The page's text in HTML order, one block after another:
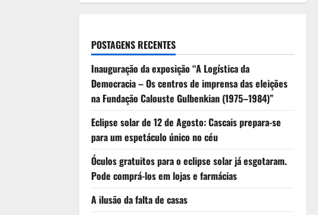
POSTAGENS RECENTES
Inauguração da exposição “A Logística da
Democracia – Os centros de imprensa das eleições
na Fundação Calouste Gulbenkian (1975–1984)”
Eclipse solar de 12 de Agosto: Cascais prepara-se
para um espetáculo único no céu
Óculos gratuitos para o eclipse solar já esgotaram.
Pode comprá-los em lojas e farmácias
A ilusão da falta de casas